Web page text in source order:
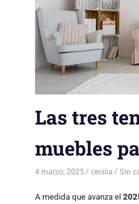
Las tres
muebles
4 marzo, 2025 cecilia Sin
A medida que avanza el